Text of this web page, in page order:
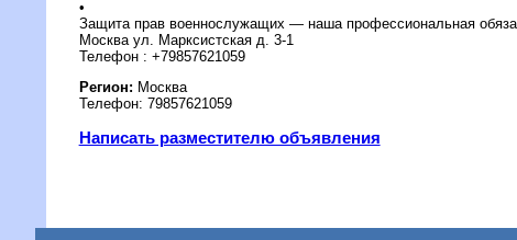
•
Защита прав военнослужащих — наша профессиональная
Москва ул. Марксистская д. 3-1
Телефон : +79857621059
Регион: Москва
Телефон: 79857621059
Написать разместителю объявления